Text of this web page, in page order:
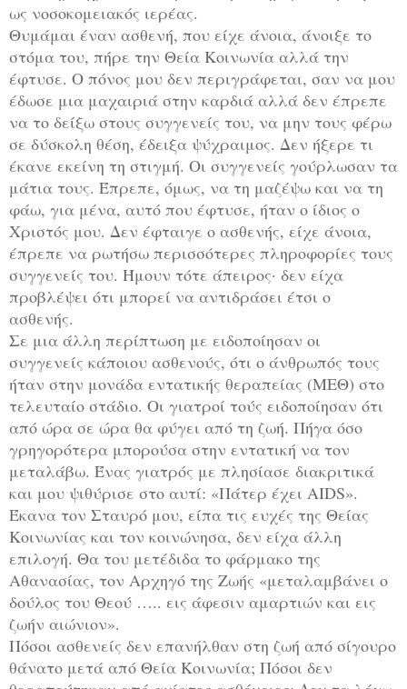
ως νοσοκομειακός ιερέας.
Θυμάμαι έναν ασθενή, που είχε άνοια, άνοιξε το
στόμα του, πήρε την Θεία Κοινωνία αλλά την
έφτυσε. Ο πόνος μου δεν περιγράφεται, σαν να μου
έδωσε μια μαχαιριά στην καρδιά αλλά δεν έπρεπε
να το δείξω στους συγγενείς του, να μην τους φέρω
σε δύσκολη θέση, έδειξα ψύχραιμος. Δεν ήξερε τι
έκανε εκείνη τη στιγμή. Οι συγγενείς γούρλωσαν τα
μάτια τους. Έπρεπε, όμως, να τη μαζέψω και να τη
φάω, για μένα, αυτό που έφτυσε, ήταν ο ίδιος ο
Χριστός μου. Δεν έφταιγε ο ασθενής, είχε άνοια,
έπρεπε να ρωτήσω περισσότερες πληροφορίες τους
συγγενείς του. Ήμουν τότε άπειρος· δεν είχα
προβλέψει ότι μπορεί να αντιδράσει έτσι ο
ασθενής.
Σε μια άλλη περίπτωση με ειδοποίησαν οι
συγγενείς κάποιου ασθενούς, ότι ο άνθρωπός τους
ήταν στην μονάδα εντατικής θεραπείας (ΜΕΘ) στο
τελευταίο στάδιο. Οι γιατροί τούς ειδοποίησαν ότι
από ώρα σε ώρα θα φύγει από τη ζωή. Πήγα όσο
γρηγορότερα μπορούσα στην εντατική να τον
μεταλάβω. Ένας γιατρός με πλησίασε διακριτικά
και μου ψιθύρισε στο αυτί: «Πάτερ έχει AIDS».
Έκανα τον Σταυρό μου, είπα τις ευχές της Θείας
Κοινωνίας και τον κοινώνησα, δεν είχα άλλη
επιλογή. Θα του μετέδιδα το φάρμακο της
Αθανασίας, τον Αρχηγό της Ζωής «μεταλαμβάνει ο
δούλος του Θεού ….. εις άφεσιν αμαρτιών και εις
ζωήν αιώνιον».
Πόσοι ασθενείς δεν επανήλθαν στη ζωή από σίγουρο
θάνατο μετά από Θεία Κοινωνία; Πόσοι δεν